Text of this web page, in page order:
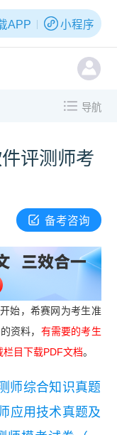
APP 小程序
导航
评测师考
备考咨询
始，希赛网为考生准
资料， 有需要的考生
栏目下载PDF文档。
师综合知识真题
应用技术真题及